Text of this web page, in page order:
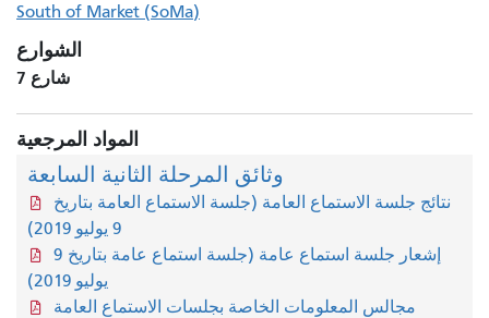
South of Market (SoMa)
الشوارع
شارع 7
المواد المرجعية
وثائق المرحلة الثانية السابعة
نتائج جلسة الاستماع العامة (جلسة الاستماع العامة بتاريخ
9 يوليو 2019)
إشعار جلسة استماع عامة (جلسة استماع عامة بتاريخ 9
يوليو 2019)
مجالس المعلومات الخاصة بجلسات الاستماع العامة